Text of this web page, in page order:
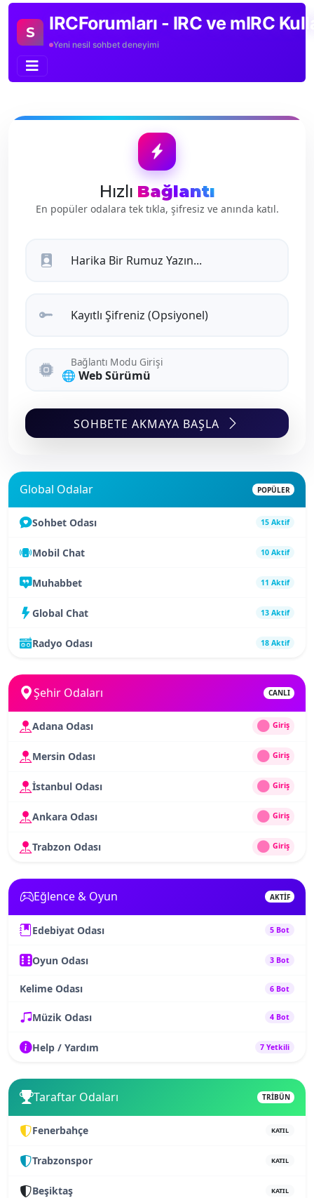
S IRCForumları - IRC ve mIRC
Yeni nesil sohbet deneyimi
Hızlı Bağlantı
En popüler odalara tek tıkla, şifresiz ve anında katıl.
Harika Bir Rumuz Yazın...
Kayıtlı Şifreniz (Opsiyonel)
Bağlantı Modu Girişi
SOHBETE AKMAYA BAŞLA
Global Odalar POPÜLER
Sohbet Odası 15 Aktif
Mobil Chat 10 Aktif
Muhabbet 11 Aktif
Global Chat 13 Aktif
Radyo Odası 18 Aktif
Şehir Odaları CANLI
Adana Odası Giriş
Mersin Odası Giriş
İstanbul Odası Giriş
Ankara Odası Giriş
Trabzon Odası Giriş
Eğlence & Oyun AKTİF
Edebiyat Odası 5 Bot
Oyun Odası 3 Bot
Kelime Odası 6 Bot
Müzik Odası 4 Bot
Help / Yardım 7 Yetkili
Taraftar Odaları TRİBÜN
Fenerbahçe KATIL
Trabzonspor KATIL
Beşiktaş KATIL